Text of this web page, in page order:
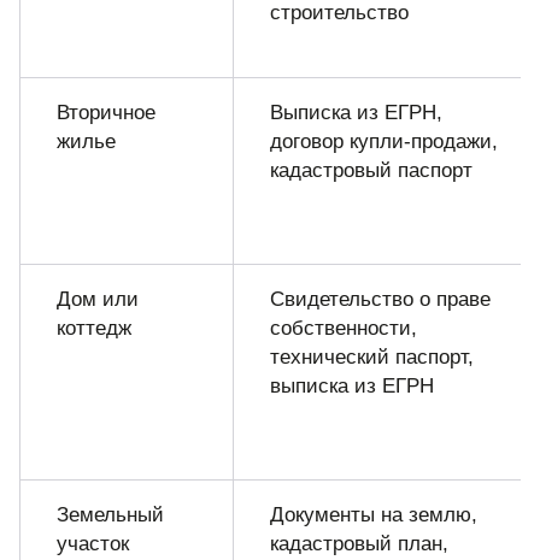
строительство
Вторичное
жилье
Выписка из ЕГРН,
договор купли-продажи,
кадастровый паспорт
Дом или
коттедж
Свидетельство о праве
собственности,
технический паспорт,
выписка из ЕГРН
Земельный
участок
Документы на землю,
кадастровый план,